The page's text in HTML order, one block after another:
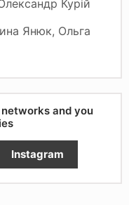
Курій
Янюк, Ольга
and you
Instagram